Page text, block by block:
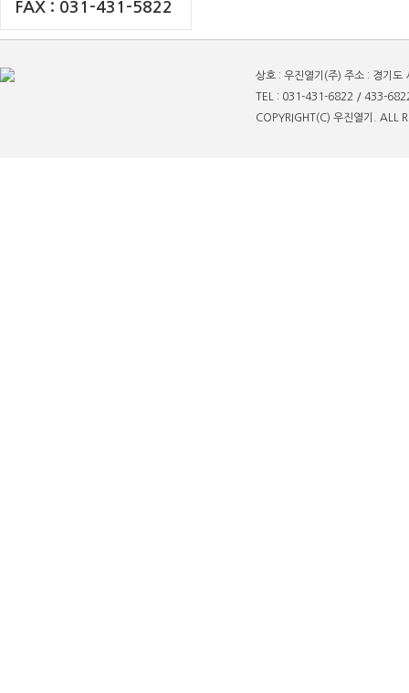
FAX : 031-431-5822
상호 : 우진열기(주) 주소 : 경기
TEL : 031-431-6822 / 433-
COPYRIGHT(C) 우진열기. ALL